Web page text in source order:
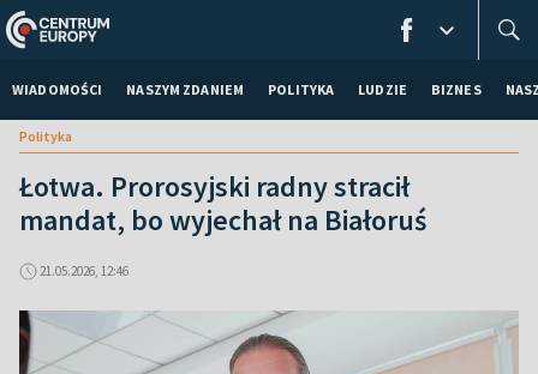
WIADOMOŚCI NASZYM ZDANIEM POLITYKA LUDZIE BIZNES
Polityka
Łotwa. Prorosyjski radny stracił
mandat, bo wyjechał na Białoruś
21.05.2026, 12:46